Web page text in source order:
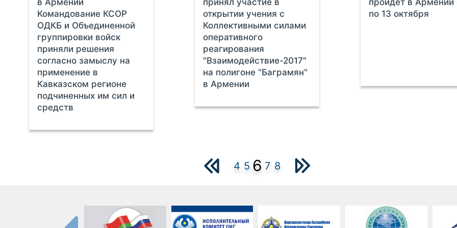
в Армении
Командование КСОР
ОДКБ и Объединенной
группировки войск
приняли решения
согласно замыслу на
применение в
Кавказском регионе
подчиненных им сил и
средств
принял участие в
открытии учения с
Коллективными силами
оперативного
реагирования
"Взаимодействие-2017"
на полигоне "Баграмян"
в Армении
пройдет в Армении
по 13 октября
4 5 6 7 8